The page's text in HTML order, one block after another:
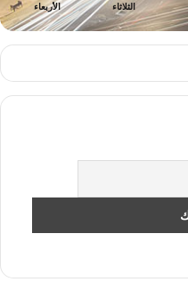
الثلاثاء الأربعاء